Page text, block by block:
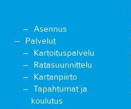
Asennus
Palvelut
Kartoituspalvelu
Ratasuunnittelu
Kartanpiirto
Tapahtumat ja
koulutus